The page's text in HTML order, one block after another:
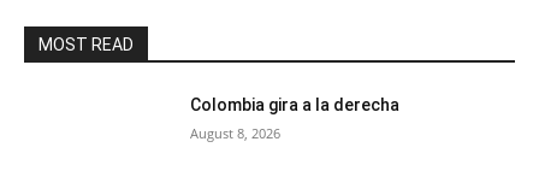
MOST READ
Colombia gira a la derecha
August 8, 2026